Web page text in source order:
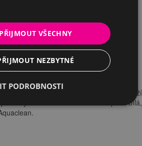
se zámkem 32W8 30 462 modrý
Mayer 32W8 30 462 se zámkem slouží
ale i na sezení. Barva korpusu bílá,
PŘIJMOUT VŠECHNY
NEZBYTNÉ
PODROBNOSTI